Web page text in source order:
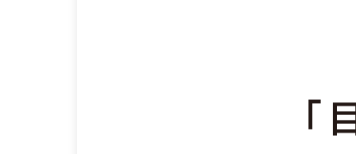
「